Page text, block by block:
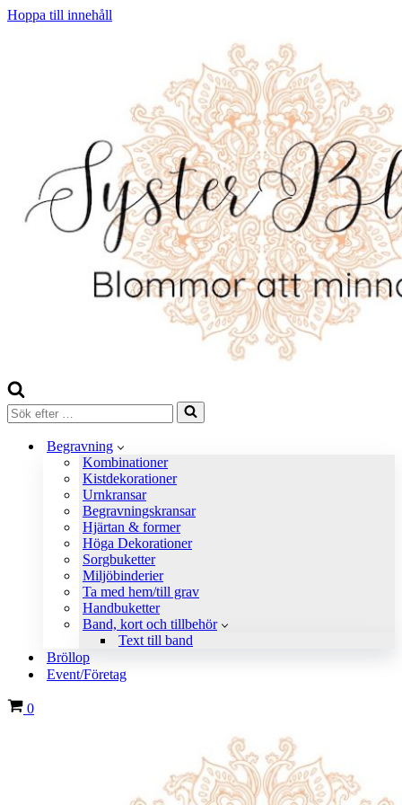
Hoppa till innehåll
Sök
efter
Begravning
Kombinationer
Kistdekorationer
Urnkransar
Begravningskransar
Hjärtan & former
Höga Dekorationer
Sorgbuketter
Miljöbinderier
Ta med hem/till grav
Handbuketter
Band, kort och tillbehör
Text till band
Bröllop
Event/Företag
Varukorg
0